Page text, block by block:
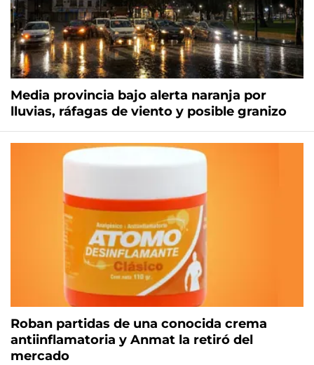
Media provincia bajo alerta naranja por
lluvias, ráfagas de viento y posible granizo
Roban partidas de una conocida crema
antiinflamatoria y Anmat la retiró del
mercado